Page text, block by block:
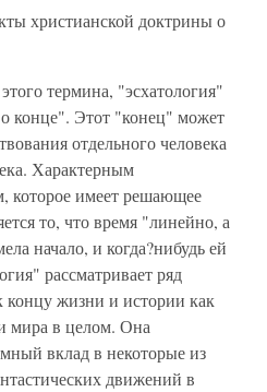
христианской доктрины о
термина, "эсхатология"
конце". Этот "конец" может
отдельного человека
Характерным
которое имеет решающее
то, что время "линейно, а
начало, и когда?нибудь ей
рассматривает ряд
концу жизни и истории как
мира в целом. Она
вклад в некоторые из
движений в